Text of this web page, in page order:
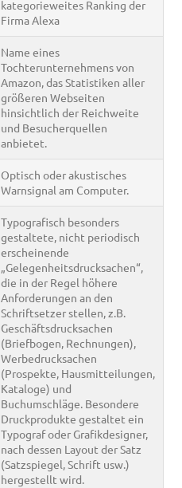
kategorieweites Ranking der
Firma Alexa
Name eines
Tochterunternehmens von
Amazon, das Statistiken aller
größeren Webseiten
hinsichtlich der Reichweite
und Besucherquellen
anbietet.
Optisch oder akustisches
Warnsignal am Computer.
Typografisch besonders
gestaltete, nicht periodisch
erscheinende
„Gelegenheitsdrucksachen“,
die in der Regel höhere
Anforderungen an den
Schriftsetzer stellen, z.B.
Geschäftsdrucksachen
(Briefbogen, Rechnungen),
Werbedrucksachen
(Prospekte, Hausmitteilungen,
Kataloge) und
Buchumschläge. Besondere
Druckprodukte gestaltet ein
Typograf oder Grafikdesigner,
nach dessen Layout der Satz
(Satzspiegel, Schrift usw.)
hergestellt wird.